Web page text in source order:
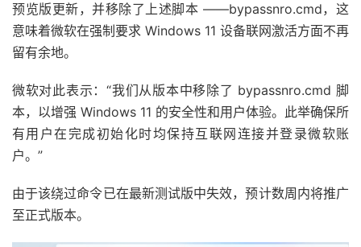
预览版更新，并移除了上述脚本 ——bypassnro.cmd，这
意味着微软在强制要求 Windows 11 设备联网激活方面不再
留有余地。
微软对此表示：“我们从版本中移除了 bypassnro.cmd 脚
本，以增强 Windows 11 的安全性和用户体验。此举确保所
有用户在完成初始化时均保持互联网连接并登录微软账
户。”
由于该绕过命令已在最新测试版中失效，预计数周内将推广
至正式版本。